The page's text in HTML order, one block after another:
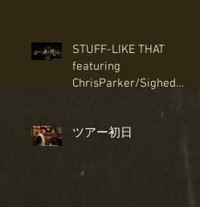
STUFF-LIKE THAT
featuring
ChrisParker/Sighed
Yours〜Ain't No Mountain
High Enough
ツアー初日